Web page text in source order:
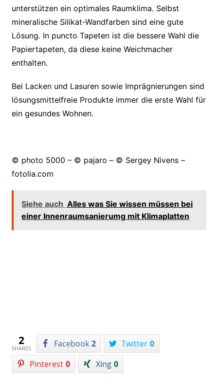
unterstützen ein optimales Raumklima. Selbst
mineralische Silikat-Wandfarben sind eine gute
Lösung. In puncto Tapeten ist die bessere Wahl die
Papiertapeten, da diese keine Weichmacher
enthalten.
Bei Lacken und Lasuren sowie Imprägnierungen sind
lösungsmittelfreie Produkte immer die erste Wahl für
ein gesundes Wohnen.
© photo 5000 – © pajaro – © Sergey Nivens –
fotolia.com
Siehe auch Alles was Sie wissen müssen bei
einer Innenraumsanierumg mit Klimaplatten
2
SHARES Facebook 2 Twitter 0
Pinterest 0 Xing 0